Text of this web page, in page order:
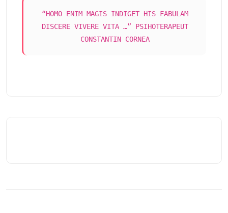
“HOMO ENIM MAGIS INDIGET HIS FABULAM
DISCERE VIVERE VITA …” PSIHOTERAPEUT
CONSTANTIN CORNEA